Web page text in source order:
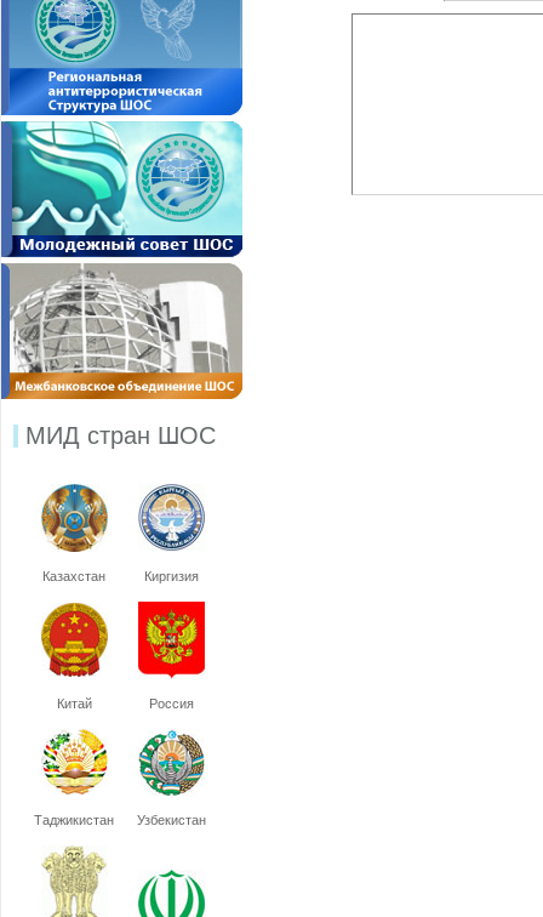
МИД стран ШОС
Казахстан Киргизия
Китай Россия
Таджикистан Узбекистан